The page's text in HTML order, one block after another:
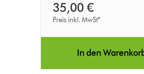
Auto
35,00 €
Preis inkl. MwSt*
In den